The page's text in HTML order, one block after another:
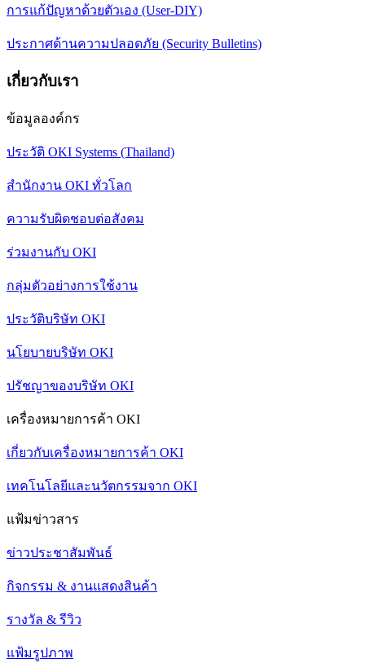
การแก้ปัญหาด้วยตัวเอง (User-DIY)
ประกาศด้านความปลอดภัย (Security Bulletins)
เกี่ยวกับเรา
ข้อมูลองค์กร
ประวัติ OKI Systems (Thailand)
สำนักงาน OKI ทั่วโลก
ความรับผิดชอบต่อสังคม
ร่วมงานกับ OKI
กลุ่มตัวอย่างการใช้งาน
ประวัติบริษัท OKI
นโยบายบริษัท OKI
ปรัชญาของบริษัท OKI
เครื่องหมายการค้า OKI
เกี่ยวกับเครื่องหมายการค้า OKI
เทคโนโลยีและนวัตกรรมจาก OKI
แฟ้มข่าวสาร
ข่าวประชาสัมพันธ์
กิจกรรม & งานแสดงสินค้า
รางวัล & รีวิว
แฟ้มรูปภาพ